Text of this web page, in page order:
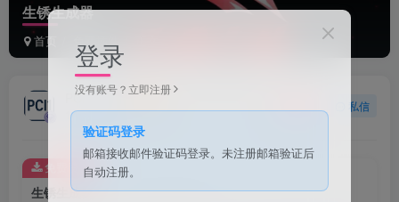
生锈生成器
首页
PCI1
1个月前发布
私信
生锈生成器
免费资源
登录
没有账号？立即注册
验证码登录
邮箱接收邮件验证码登录。未注册邮箱验证后
自动注册。